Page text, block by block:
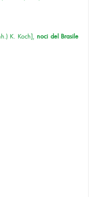
K. Koch], noci del Brasile